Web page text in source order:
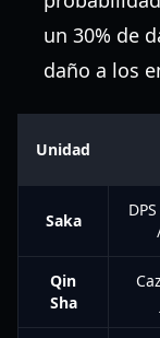
un 30% de
daño a los
Unidad
Saka
Qin
Sha